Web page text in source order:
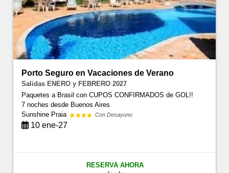
Porto Seguro en Vacaciones de Verano
Salidas ENERO y FEBRERO 2027
Paquetes a Brasil con CUPOS CONFIRMADOS de GOL!!
7 nochesdesde Buenos Aires
Sunshine Praia
Con Desayuno
10 ene-27
RESERVA AHORA